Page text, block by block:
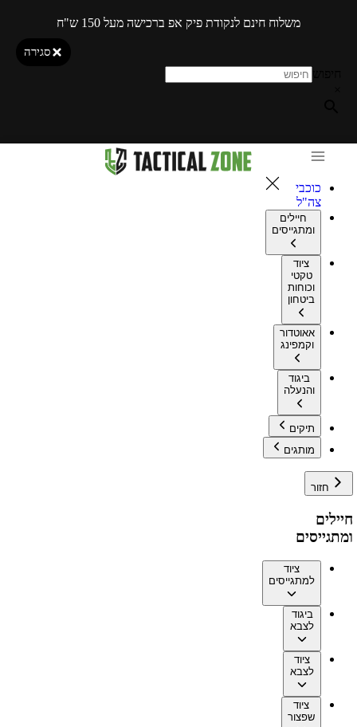
משלוח חינם לנקודת פיק אפ ברכישה מעל 150 ש"ח
סגירה
כוכבי
צה"ל
חיילים
ומתגייסים
ציוד
טקטי
וכוחות
ביטחון
אאוטדור
וקמפינג
ביגוד
והנעלה
תיקים
מותגים
חזור
חיילים
ומתגייסים
ציוד
למתגייסים
ביגוד
לצבא
ציוד
לצבא
ציוד
שפצור